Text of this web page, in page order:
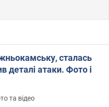
сталась
деталі атаки. Фото і
та відео